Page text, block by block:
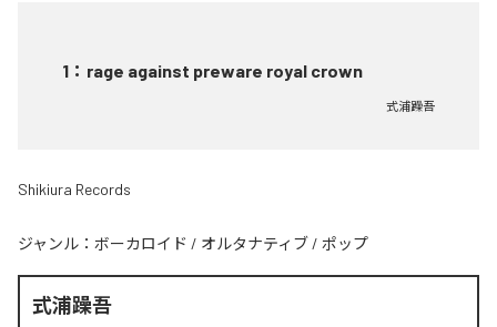
1 ： rage against preware royal crown
式浦躁吾
Shikiura Records
ジャンル： ボーカロイド / オルタナティブ / ポップ
式浦躁吾